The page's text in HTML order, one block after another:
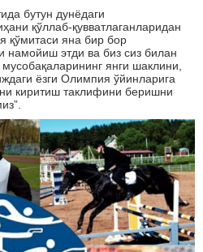
бутун дунёдаги
қўллаб-қувватлаганларидан
қўмитаси яна бир бор
намойиш этди ва биз сиз билан
янги шаклини,
ёзги Олимпия ўйинларига
киритиш таклифини беришни